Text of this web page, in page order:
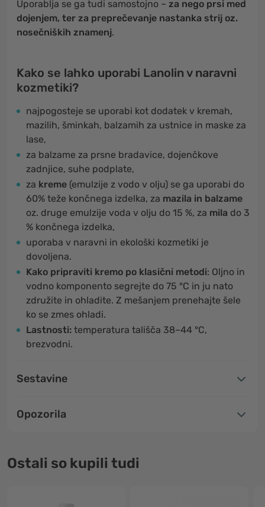
Uporablja se ga tudi samostojno – za nego prsi med
dojenjem, ter za preprečevanje nastanka strij oz.
nosečniških znamenj.
Kako se lahko uporabi Lanolin v naravni
kozmetiki?
najpogosteje se uporabi kot dodatek v kremah,
mazilih, šminkah, balzamih za ustnice in maske za
lase,
za balzame za prsne bradavice, dojenčkove
zadnjice, suhe podplate,
za kreme (emulzije z vodo v olju) se ga uporabi do
60% teže končnega izdelka, za mazila in balzame
oz. druge emulzije voda v olju do 15 %, za mila do 3
% končnega izdelka,
uporaba v naravni in ekološki kozmetiki je
dovoljena.
Kako pripraviti kremo po klasični metodi: Oljno in
vodno komponento segrejte do 75 °C in ju nato
združite in ohladite. Z mešanjem prenehajte šele
ko se zmes ohladi.
Lastnosti: temperatura tališča 38–44 °C,
brezvodni.
Sestavine
Opozorila
Ostali so kupili tudi